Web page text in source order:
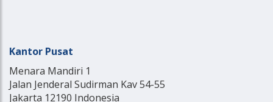
Kantor Pusat
Menara Mandiri 1
Jalan Jenderal Sudirman Kav 54-55
Jakarta 12190 Indonesia